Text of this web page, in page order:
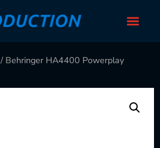
/ Behringer HA4400 Powerplay